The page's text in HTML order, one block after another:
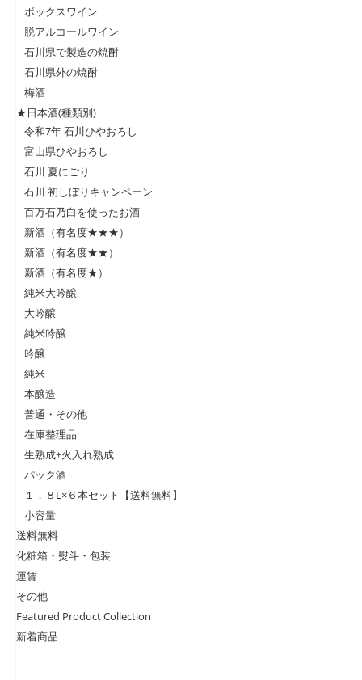
ボックスワイン
脱アルコールワイン
石川県で製造の焼酎
石川県外の焼酎
梅酒
★日本酒(種類別)
令和7年 石川ひやおろし
富山県ひやおろし
石川 夏にごり
石川 初しぼりキャンペーン
百万石乃白を使ったお酒
新酒（有名度★★★）
新酒（有名度★★）
新酒（有名度★）
純米大吟醸
大吟醸
純米吟醸
吟醸
純米
本醸造
普通・その他
在庫整理品
生熟成+火入れ熟成
パック酒
１．８L×６本セット【送料無料】
小容量
送料無料
化粧箱・熨斗・包装
運賃
その他
Featured Product Collection
新着商品